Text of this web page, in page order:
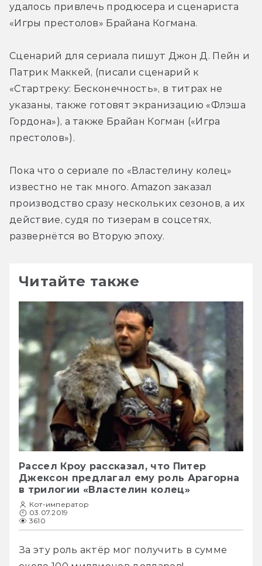
удалось привлечь продюсера и сценариста
«Игры престолов» Брайана Когмана.
Сценарий для сериала пишут Джон Д. Пейн и
Патрик Маккей, (писали сценарий к
«Стартреку: Бесконечность», в титрах не
указаны, также готовят экранизацию «Флэша
Гордона»), а также Брайан Когман («Игра
престолов»).
Пока что о сериале по «Властелину колец»
известно не так много. Amazon заказал
производство сразу нескольких сезонов, а их
действие, судя по тизерам в соцсетях,
развернётся во Вторую эпоху.
Читайте также
Рассел Кроу рассказал, что Питер
Джексон предлагал ему роль Арагорна
в трилогии «Властелин колец»
Кот-император
03.07.2019
3610
За эту роль актёр мог получить в сумме